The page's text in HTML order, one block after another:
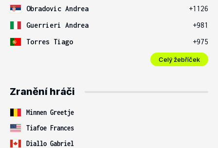
Obradovic Andrea
+1126
Guerrieri Andrea
+981
Torres Tiago
+975
Celý žebříček
Zranění hráči
Minnen Greetje
Tiafoe Frances
Diallo Gabriel